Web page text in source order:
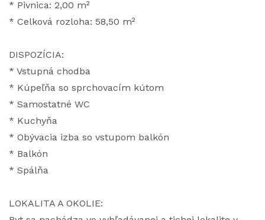
* Pivnica: 2,00 m²
* Celková rozloha: 58,50 m²
DISPOZÍCIA:
* Vstupná chodba
* Kúpeľňa so sprchovacím kútom
* Samostatné WC
* Kuchyňa
* Obývacia izba so vstupom balkón
* Balkón
* Spálňa
LOKALITA A OKOLIE: